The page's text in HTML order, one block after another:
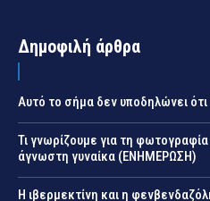
Δημοφιλή άρθρα
Αυτό το σήμα δεν υποδηλώνει
Τι γνωρίζουμε για τη
άγνωστη γυναίκα (ΕΝΗΜΕΡΩΣΗ)
Η ιβερμεκτίνη και η